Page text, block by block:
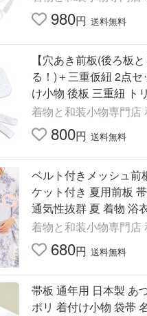
セット 振袖帯結び用爆買
980円 送料無料
【穴あき前板(後ろ板
る！)＋三重仮紐 2点
け小物 後板 三重紐 ト
わり結び用 帯結び 浴衣
振袖爆買
着物と和装小物専門店
800円 送料無料
ベルト付きメッシュ前
ケット付き 夏用前板
通気性抜群 夏 着物 浴
用前板 フリーサイズ
着物と和装小物専門店
680円 送料無料
帯板 通年用 日本製 あ
ポリ 着付け小物 袋帯